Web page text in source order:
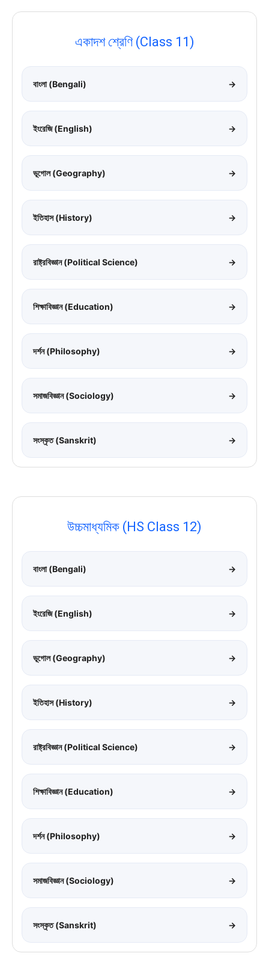
একাদশ শ্রেণি (Class 11)
বাংলা (Bengali) →
ইংরেজি (English) →
ভূগোল (Geography) →
ইতিহাস (History) →
রাষ্ট্রবিজ্ঞান (Political Science) →
শিক্ষাবিজ্ঞান (Education) →
দর্শন (Philosophy) →
সমাজবিজ্ঞান (Sociology) →
সংস্কৃত (Sanskrit) →
উচ্চমাধ্যমিক (HS Class 12)
বাংলা (Bengali) →
ইংরেজি (English) →
ভূগোল (Geography) →
ইতিহাস (History) →
রাষ্ট্রবিজ্ঞান (Political Science) →
শিক্ষাবিজ্ঞান (Education) →
দর্শন (Philosophy) →
সমাজবিজ্ঞান (Sociology) →
সংস্কৃত (Sanskrit) →